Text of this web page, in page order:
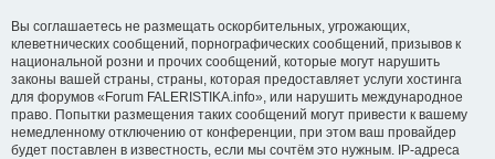
Вы соглашаетесь не размещать оскорбительных, угрожающих,
клеветнических сообщений, порнографических сообщений, призывов к
национальной розни и прочих сообщений, которые могут нарушить
законы вашей страны, страны, которая предоставляет услуги хостинга
для форумов «Forum FALERISTIKA.info», или нарушить международное
право. Попытки размещения таких сообщений могут привести к вашему
немедленному отключению от конференции, при этом ваш провайдер
будет поставлен в известность, если мы сочтём это нужным. IP-адреса